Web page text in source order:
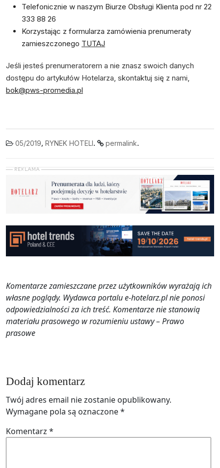
Telefonicznie w naszym Biurze Obsługi Klienta pod nr 22
333 88 26
Korzystając z formularza zamówienia prenumeraty
zamieszczonego TUTAJ
Jeśli jesteś prenumeratorem a nie znasz swoich danych
dostępu do artykułów Hotelarza, skontaktuj się z nami,
bok@pws-promedia.pl
05/2019, RYNEK HOTELI. permalink.
Komentarze zamieszczane przez użytkowników wyrażają ich
własne poglądy. Wydawca portalu e-hotelarz.pl nie ponosi
odpowiedzialności za ich treść. Komentarze nie stanowią
materiału prasowego w rozumieniu ustawy – Prawo
prasowe
Dodaj komentarz
Twój adres email nie zostanie opublikowany.
Wymagane pola są oznaczone*
Komentarz *